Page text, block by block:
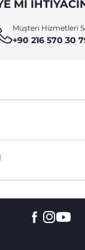
MI
Müşteri Hizmetleri
+90 216 570 30